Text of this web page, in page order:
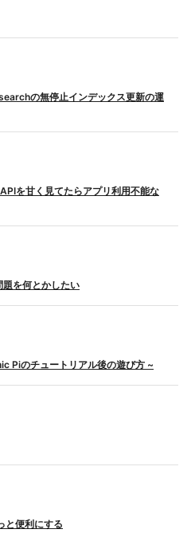
の無停止インデックス更新の運
を甘く見てたらアプリ利用不能な
を何とかしたい
Piのチュートリアル後の遊び方 ~
と便利にする